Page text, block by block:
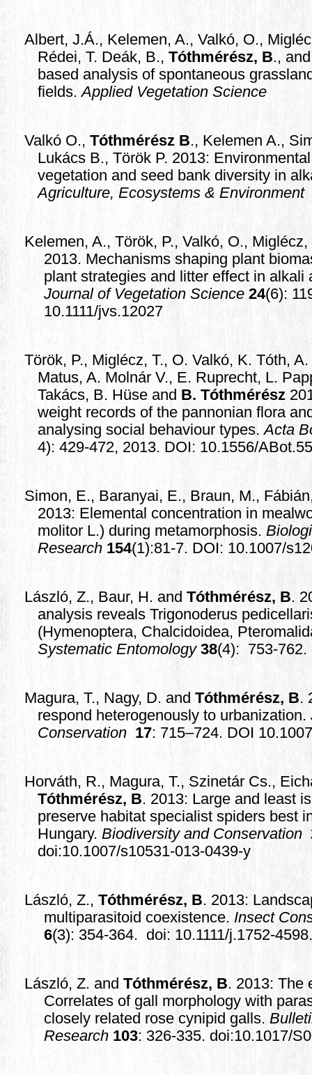
Albert, J.Á., Kelemen, A., Valkó, O.,
Rédei, T. Deák, B., Tóthmérész, B.,
based analysis of spontaneous
fields.Applied Vegetation Science
Valkó O., Tóthmérész B., Kelemen A.,
Lukács B., Török P. 2013:
vegetation and seed bank diversity in
Agriculture, Ecosystems & Environment
Kelemen, A., Török, P., Valkó, O.,
2013. Mechanisms shaping plant
plant strategies and litter effect in alkali
Journal of Vegetation Science 24(6):
10.1111/jvs.12027
Török, P., Miglécz, T., O. Valkó, K. Tóth,
Matus, A. Molnár V., E. Ruprecht, L.
Takács, B. Hüse and B. Tóthmérész
weight records of the pannonian flora
analysing social behaviour types.Acta
4): 429-472, 2013. DOI: 10.1556/
Simon, E., Baranyai, E., Braun, M.,
2013: Elemental concentration in
molitor L.) during metamorphosis.
Research 154(1):81-7. DOI: 10.1007/
László, Z., Baur, H. and Tóthmérész, B.
analysis reveals Trigonoderus
(Hymenoptera, Chalcidoidea,
Systematic Entomology 38(4): 753-762.
Magura, T., Nagy, D. and Tóthmérész, B.
respond heterogenously to urbanization.
Conservation 17: 715–724. DOI
Horváth, R., Magura, T., Szinetár Cs.,
Tóthmérész, B. 2013: Large and least
preserve habitat specialist spiders best
Hungary. Biodiversity and Conservation
doi:10.1007/s10531-013-0439-y
László, Z., Tóthmérész, B. 2013:
multiparasitoid coexistence. Insect
6(3): 354-364. doi: 10.1111/j.1752-
László, Z. and Tóthmérész, B. 2013: The
Correlates of gall morphology with
closely related rose cynipid galls.
Research 103: 326-335. doi:10.1017/